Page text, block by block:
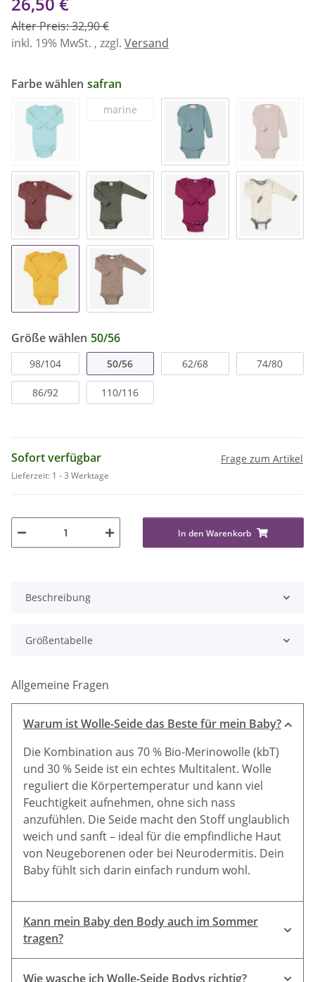
Alter Preis: 32,90 €
inkl. 19% MwSt. , zzgl. Versand
Farbe wählen safran
marine
Größe wählen 50/56
98/104 50/56 62/68 74/80
86/92 110/116
Sofort verfügbar
Lieferzeit: 1 - 3 Werktage
Frage zum Artikel
In den Warenkorb
Beschreibung
Größentabelle
Allgemeine Fragen
Warum ist Wolle-Seide das Beste für mein Baby?
Die Kombination aus 70 % Bio-Merinowolle (kbT)
und 30 % Seide ist ein echtes Multitalent. Wolle
reguliert die Körpertemperatur und kann viel
Feuchtigkeit aufnehmen, ohne sich nass
anzufühlen. Die Seide macht den Stoff unglaublich
weich und sanft – ideal für die empfindliche Haut
von Neugeborenen oder bei Neurodermitis. Dein
Baby fühlt sich darin einfach rundum wohl.
Kann mein Baby den Body auch im Sommer
tragen?
Wie wasche ich Wolle-Seide Bodys richtig?